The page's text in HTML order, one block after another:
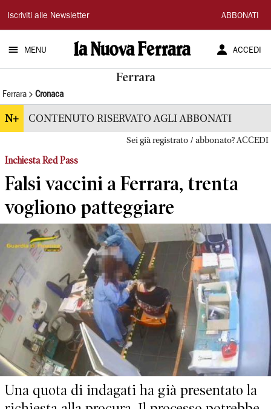
La
Nuova
Ferrara
Iscriviti alle Newsletter ABBONATI
MENU ACCEDI
Ferrara
Ferrara Cronaca
N+ CONTENUTO RISERVATO AGLI ABBONATI
Sei già registrato / abbonato? ACCEDI
Inchiesta Red Pass
Falsi vaccini a Ferrara, trenta
vogliono patteggiare
Una quota di indagati ha già presentato la